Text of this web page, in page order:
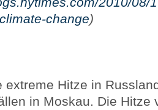
change)
extreme Hitze in
in Moskau. Die Hitze